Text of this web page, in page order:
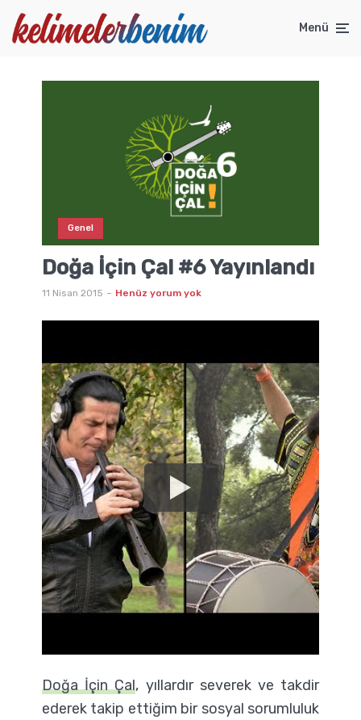
Menü
Genel
Doğa İçin Çal #6 Yayınlandı
11 Nisan 2015 Henüz yorum yok
Doğa İçin Çal, yıllardır severek ve takdir
ederek takip ettiğim bir sosyal sorumluluk